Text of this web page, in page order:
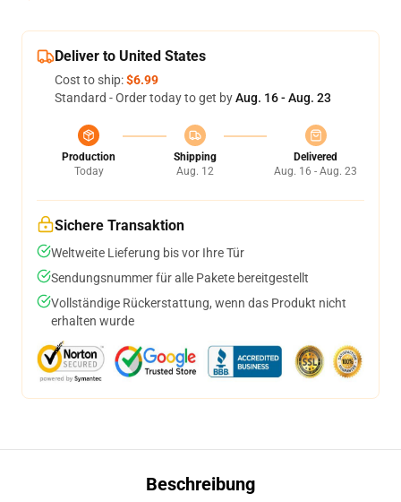
Deliver to United States
Cost to ship:$6.99
Standard - Order today to get byAug. 16 - Aug. 23
Production
Today
Shipping
Aug. 12
Delivered
Aug. 16 - Aug. 23
Sichere Transaktion
Weltweite Lieferung bis vor Ihre Tür
Sendungsnummer für alle Pakete bereitgestellt
Vollständige Rückerstattung, wenn das Produkt nicht
erhalten wurde
Beschreibung